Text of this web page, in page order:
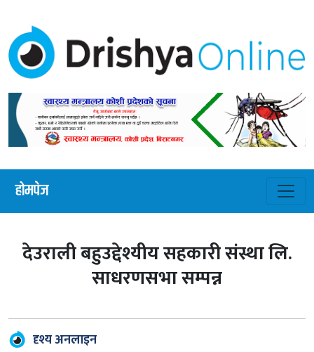
होमपेज
देउराली बहुउद्देश्यीय सहकारी संस्था लि.
साधरणसभा सम्पन्न
दृश्य अनलाइन